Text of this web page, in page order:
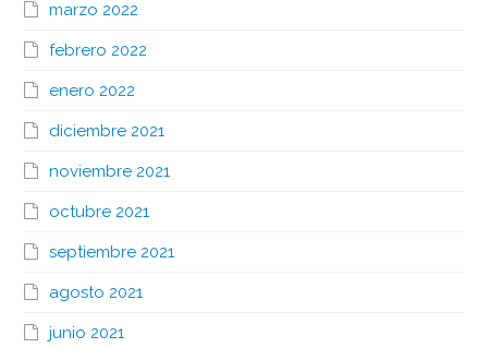
marzo 2022
febrero 2022
enero 2022
diciembre 2021
noviembre 2021
octubre 2021
septiembre 2021
agosto 2021
junio 2021